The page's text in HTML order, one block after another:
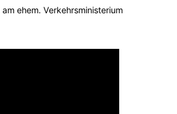
ehem. Verkehrsministerium